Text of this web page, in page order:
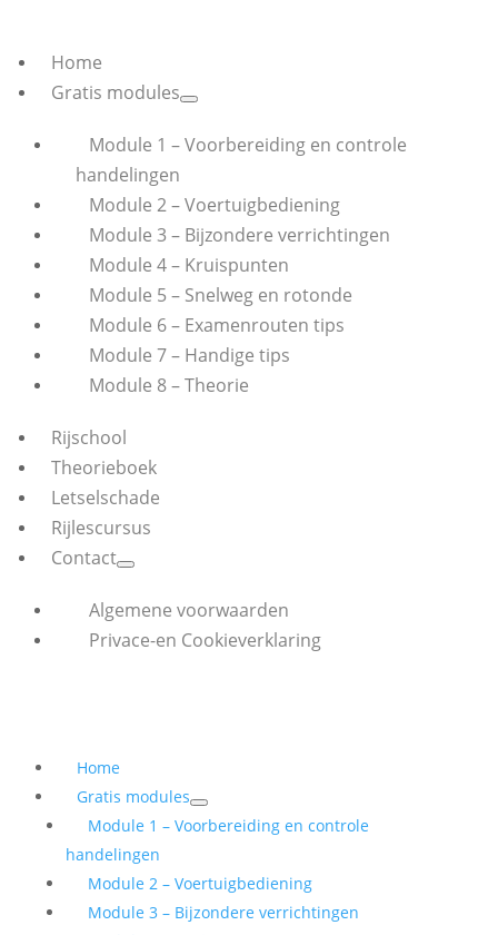
Home
Gratis modules
Module 1 – Voorbereiding en controle
handelingen
Module 2 – Voertuigbediening
Module 3 – Bijzondere verrichtingen
Module 4 – Kruispunten
Module 5 – Snelweg en rotonde
Module 6 – Examenrouten tips
Module 7 – Handige tips
Module 8 – Theorie
Rijschool
Theorieboek
Letselschade
Rijlescursus
Contact
Algemene voorwaarden
Privace-en Cookieverklaring
Home
Gratis modules
Module 1 – Voorbereiding en controle
handelingen
Module 2 – Voertuigbediening
Module 3 – Bijzondere verrichtingen